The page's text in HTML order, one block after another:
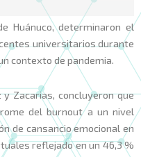
Huánuco, determinaron el
universitarios durante
contexto de pandemia.
Zacarias, concluyeron que
del burnout a un nivel
de cansancio emocional en
reflejado en un 46,3 %